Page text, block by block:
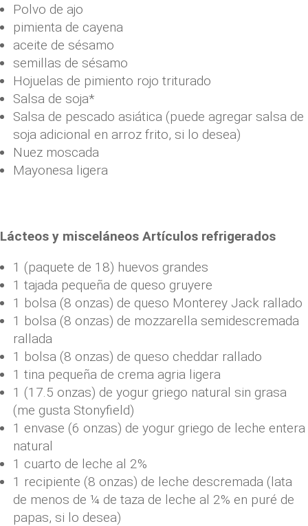
Polvo de ajo
pimienta de cayena
aceite de sésamo
semillas de sésamo
Hojuelas de pimiento rojo triturado
Salsa de soja*
Salsa de pescado asiática (puede agregar salsa de
soja adicional en arroz frito, si lo desea)
Nuez moscada
Mayonesa ligera
Lácteos y misceláneos Artículos refrigerados
1 (paquete de 18) huevos grandes
1 tajada pequeña de queso gruyere
1 bolsa (8 onzas) de queso Monterey Jack rallado
1 bolsa (8 onzas) de mozzarella semidescremada
rallada
1 bolsa (8 onzas) de queso cheddar rallado
1 tina pequeña de crema agria ligera
1 (17.5 onzas) de yogur griego natural sin grasa
(me gusta Stonyfield)
1 envase (6 onzas) de yogur griego de leche entera
natural
1 cuarto de leche al 2%
1 recipiente (8 onzas) de leche descremada (lata
de menos de ¼ de taza de leche al 2% en puré de
papas, si lo desea)